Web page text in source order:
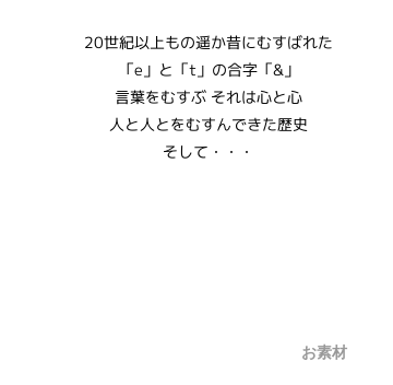
20世紀以上もの遥か昔にむすばれた
「e」と「t」の合字「&」
言葉をむすぶ それは心と心
人と人とをむすんできた歴史
そして・・・
お素材